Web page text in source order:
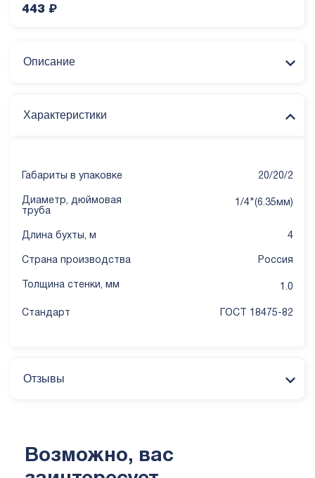
443 ₽
Описание
Характеристики
Габариты в упаковке 20/20/2
Диаметр, дюймовая
труба
1/4"(6.35мм)
Длина бухты, м 4
Страна производства Россия
Толщина стенки, мм 1.0
Стандарт ГОСТ 18475-82
Отзывы
Возможно, вас